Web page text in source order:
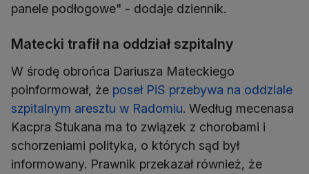
panele podłogowe" - dodaje dziennik.
Matecki trafił na oddział szpitalny
W środę obrońca Dariusza Mateckiego
poinformował, że poseł PiS przebywa na oddziale
szpitalnym aresztu w Radomiu. Według mecenasa
Kacpra Stukana ma to związek z chorobami i
schorzeniami polityka, o których sąd był
informowany. Prawnik przekazał również, że